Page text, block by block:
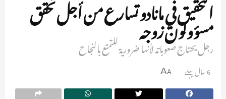
التحقيق في مانادو تسارع من أجل تحقق
مسؤولون زوجه
رجل يحتاج صعوباته لأنها ضرورية للتمتع بالنجاح
6 سال پہلے A
A